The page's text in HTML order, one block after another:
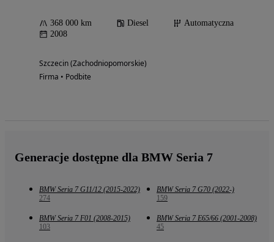
368 000 km Diesel
Automatyczna
2008
Szczecin (Zachodniopomorskie)
Firma • Podbite
Generacje dostępne dla BMW Seria 7
BMW Seria 7 G11/12 (2015-2022)
274
BMW Seria 7 G70 (2022-)
159
BMW Seria 7 F01 (2008-2015)
103
BMW Seria 7 E65/66 (2001-2008)
45